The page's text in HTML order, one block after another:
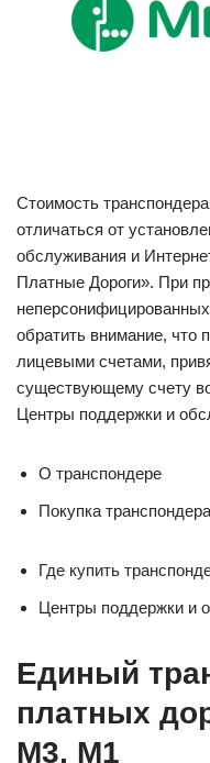
Стоимость
отличаться от
обслуживания и
Платные Дороги». При
обратить внимание, что
лицевыми счетами,
существующему счету
Центры поддержки и
О транспондере
Покупка транспондера
Где купить
Центры поддержки и
Единый
платных
М3, М1